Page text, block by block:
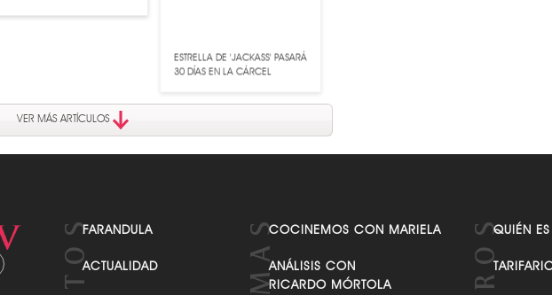
30 DÍAS EN LA CÁRCEL
VER MÁS ARTÍCULOS
FARANDULA
ACTUALIDAD
COCINEMOS CON MARIELA
ANÁLISIS CON
RICARDO MÓRTOLA
QUIÉN